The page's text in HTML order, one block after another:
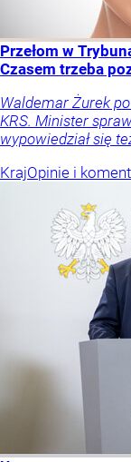
Przełom w
Czasem trzeba
Waldemar Żurek
KRS. Minister
wypowiedział się
KrajOpinie i